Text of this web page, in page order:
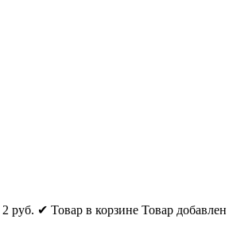
2 руб. ✔ Товар в корзине Товар добавлен